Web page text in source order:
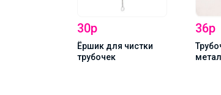
30р
Ёршик для чистки
трубочек
36р